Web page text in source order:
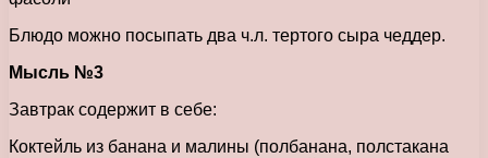
Блюдо можно посыпать два ч.л. тертого сыра чеддер.
Мысль №3
Завтрак содержит в себе:
Коктейль из банана и малины (полбанана, полстакана